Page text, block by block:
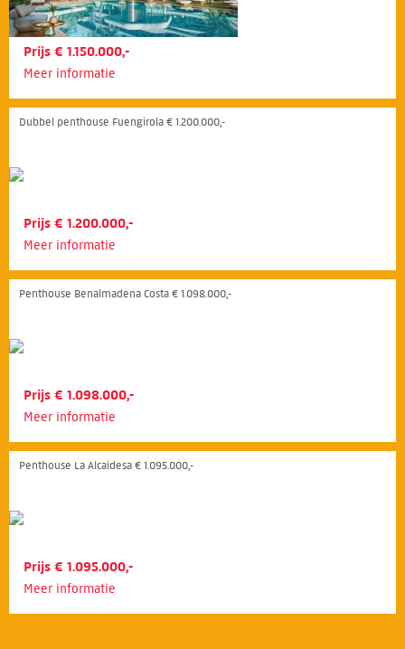
Prijs € 1.150.000,-
Meer informatie
Dubbel penthouse Fuengirola € 1.200.000,-
Prijs € 1.200.000,-
Meer informatie
Penthouse Benalmadena Costa € 1.098.000,-
Prijs € 1.098.000,-
Meer informatie
Penthouse La Alcaidesa € 1.095.000,-
Prijs € 1.095.000,-
Meer informatie